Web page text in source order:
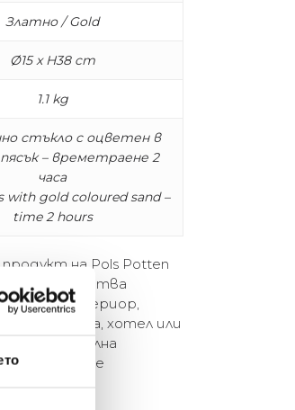
Златно / Gold
Ø15 x H38 cm
1.1 kg
стъкло с оцветен в
– времетраене 2
часа
with gold coloured sand –
time 2 hours
на Pols Potten
тези качества
всеки интериор,
във витрина, хотел или
една стилна
забравите